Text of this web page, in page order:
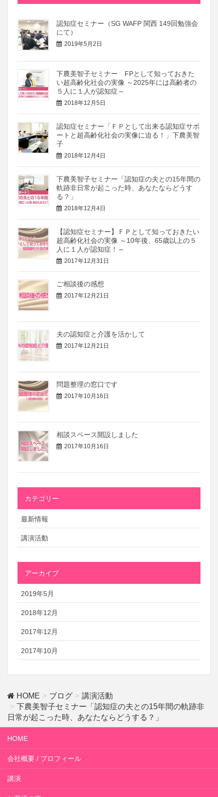
認知症セミナー（SG WAFP 関西 149回勉強会
にて）
2019年5月2日
下農美智子セミナー FPとして知っておきた
い超高齢化社会の実像 ～2025年には高齢者の
５人に１人が認知症～
2018年12月5日
認知症セミナー「ＦＰとして出来る認知症サポ
ートと超高齢化社会の実像に迫る！」下農美智
子
2018年12月4日
下農美智子セミナー「認知症の夫との15年間の
軌跡非日常が起こった時、あなたならどうす
る？」
2018年12月4日
【認知症セミナー】ＦＰとして知っておきたい
超高齢化社会の実像 ～10年後、65歳以上の５
人に１人が認知症！～
2017年12月31日
ご相談後の感想
2017年12月21日
夫の認知症と介護を活かして
2017年12月21日
問題整理の窓口です
2017年10月16日
相談スペース開設しました
2017年10月16日
カテゴリー
最新情報
講演活動
アーカイブ
2019年5月
2018年12月
2017年12月
2017年10月
HOME ブログ
講演活動
下農美智子セミナー「認知症の夫との15年間の軌跡非
日常が起こった時、あなたならどうする？」
HOME
会社概要 / プロフィール
講演